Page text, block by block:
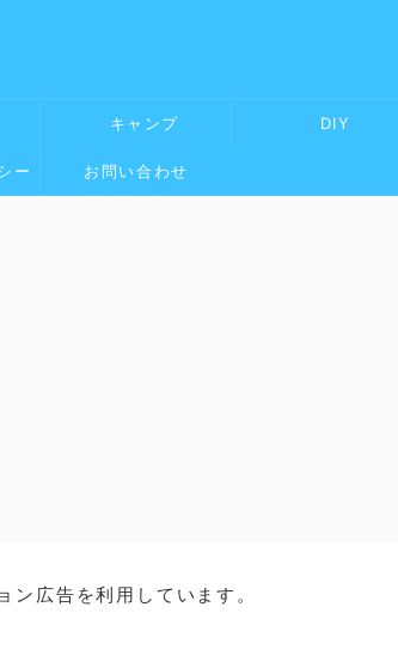
キャンプ DIY
ー お問い合わせ
ン広告を利用しています。